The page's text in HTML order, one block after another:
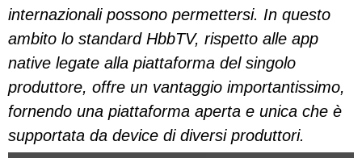
internazionali possono permettersi. In questo
ambito lo standard HbbTV, rispetto alle app
native legate alla piattaforma del singolo
produttore, offre un vantaggio importantissimo,
fornendo una piattaforma aperta e unica che è
supportata da device di diversi produttori.